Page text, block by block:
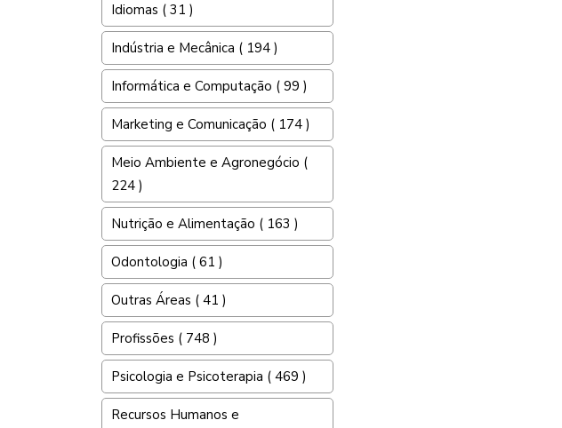
Idiomas ( 31 )
Indústria e Mecânica ( 194 )
Informática e Computação ( 99 )
Marketing e Comunicação ( 174 )
Meio Ambiente e Agronegócio (
224 )
Nutrição e Alimentação ( 163 )
Odontologia ( 61 )
Outras Áreas ( 41 )
Profissões ( 748 )
Psicologia e Psicoterapia ( 469 )
Recursos Humanos e